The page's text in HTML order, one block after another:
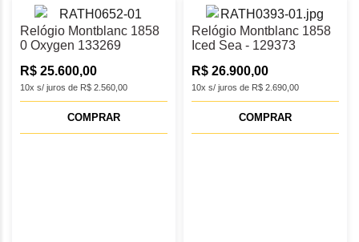
Relógio Montblanc 1858
0 Oxygen 133269
10x s/ juros de R$ 2.560,00
R$ 25.600,00
COMPRAR
Relógio Montblanc 1858
Iced Sea - 129373
10x s/ juros de R$ 2.690,00
R$ 26.900,00
COMPRAR